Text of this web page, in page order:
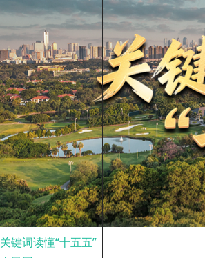
关键词读懂“十五五”